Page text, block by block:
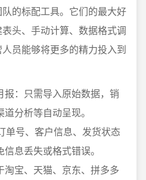
的标配工具。它们的最大好
头、手动计算、数据格式调
员能够将更多的精力投入到
报：只需导入原始数据，销
分析等自动呈现。
单号、客户信息、发货状态
息丢失或格式错误。
淘宝、天猫、京东、拼多多